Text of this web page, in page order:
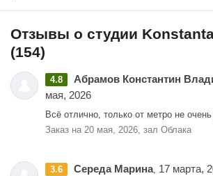
Отзывы о студии
(154)
4.8 Абрамов Константин
мая, 2026
Всё отлично, только от метро не
Заказ на 20 мая, 2026, зал Облака
3.6 Середа Марина, 17 марта,